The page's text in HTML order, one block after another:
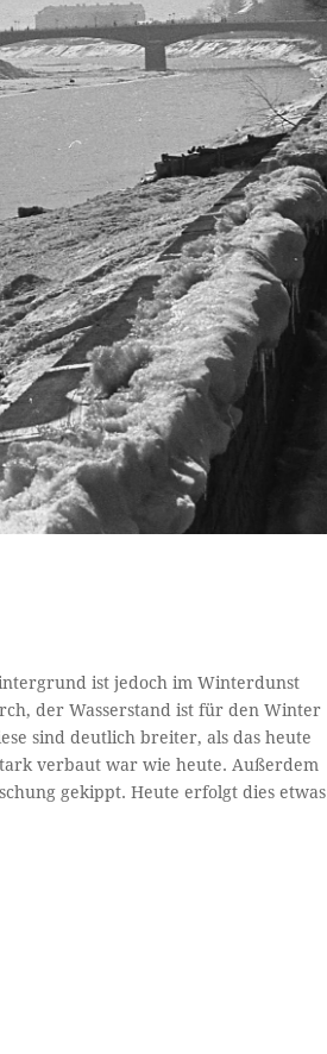
ist jedoch im Winterdunst
der Wasserstand ist für den Winter
sind deutlich breiter, als das heute
verbaut war wie heute. Außerdem
gekippt. Heute erfolgt dies etwas